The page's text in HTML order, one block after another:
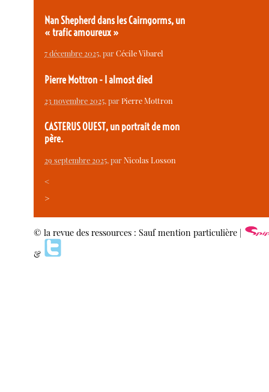
Nan Shepherd dans les Cairngorms, un
« trafic amoureux »
7 décembre 2025, parCécile Vibarel
Pierre Mottron - I almost died
23 novembre 2025, parPierre Mottron
CASTERUS OUEST, un portrait de mon
père.
29 septembre 2025, parNicolas Losson
<
>
© la revue des ressources : Sauf mention particulière |
&